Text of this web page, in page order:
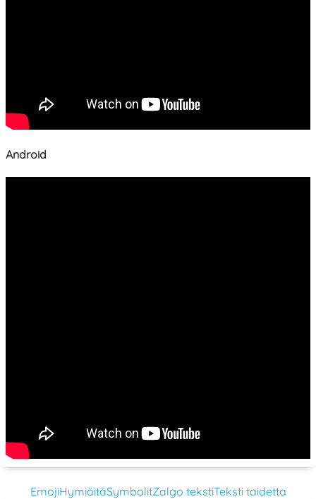
Android
EmojiHymiöitäSymbolitZalgo tekstiTeksti taidetta